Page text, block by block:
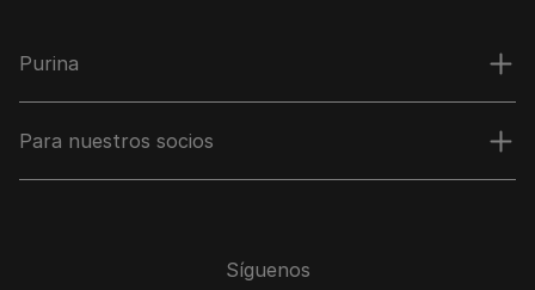
Purina
Para nuestros socios
Síguenos